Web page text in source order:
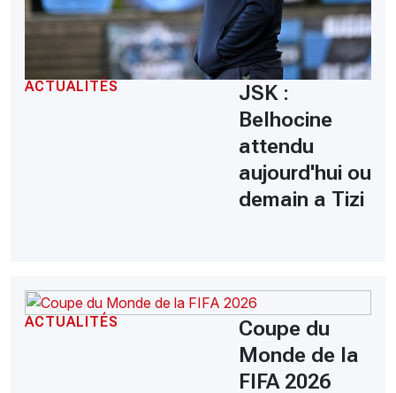
ACTUALITÉS
JSK :
Belhocine
attendu
aujourd'hui ou
demain a Tizi
ACTUALITÉS
Coupe du
Monde de la
FIFA 2026